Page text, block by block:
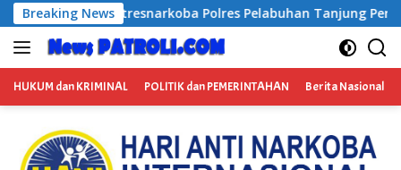
Langsung
ke
konten
Breaking News
Pelabuhan Tanjung Perak Bongkar Tiga Jaringan
HUKUM dan KRIMINAL POLITIK dan PEMERINTAHAN Berita Nasional